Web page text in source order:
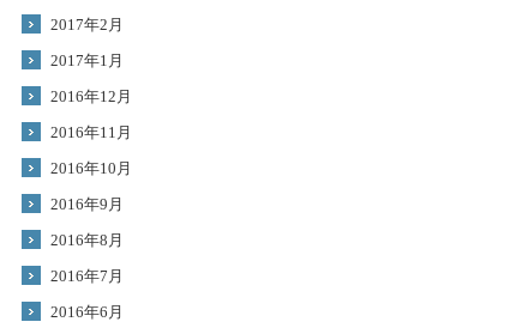
2017年2月
2017年1月
2016年12月
2016年11月
2016年10月
2016年9月
2016年8月
2016年7月
2016年6月